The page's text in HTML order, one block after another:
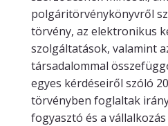
polgáritörvénykönyvről
törvény, az elektronikus
szolgáltatások, valamint
társadalommal
egyes kérdéseiről szóló
törvényben foglaltak
fogyasztó és a